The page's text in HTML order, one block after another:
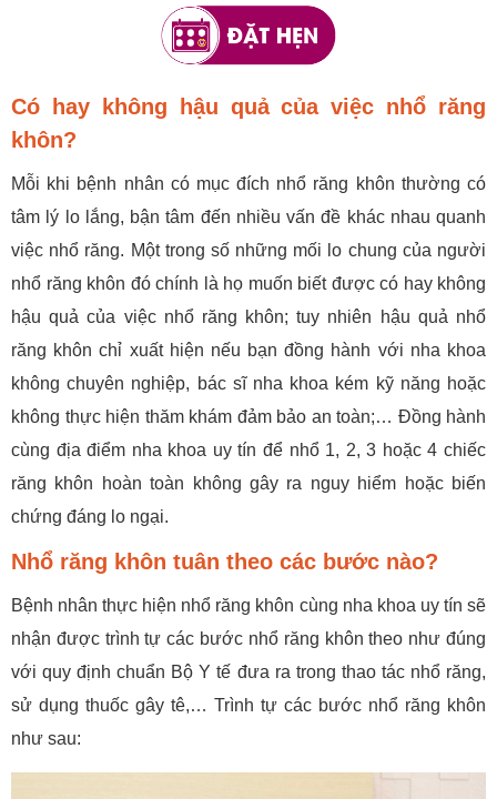
Có hay không hậu quả của việc nhổ răng
khôn?
Mỗi khi bệnh nhân có mục đích nhổ răng khôn thường có
tâm lý lo lắng, bận tâm đến nhiều vấn đề khác nhau quanh
việc nhổ răng. Một trong số những mối lo chung của người
nhổ răng khôn đó chính là họ muốn biết được có hay không
hậu quả của việc nhổ răng khôn; tuy nhiên hậu quả nhổ
răng khôn chỉ xuất hiện nếu bạn đồng hành với nha khoa
không chuyên nghiệp, bác sĩ nha khoa kém kỹ năng hoặc
không thực hiện thăm khám đảm bảo an toàn;… Đồng hành
cùng địa điểm nha khoa uy tín để nhổ 1, 2, 3 hoặc 4 chiếc
răng khôn hoàn toàn không gây ra nguy hiểm hoặc biến
chứng đáng lo ngại.
Nhổ răng khôn tuân theo các bước nào?
Bệnh nhân thực hiện nhổ răng khôn cùng nha khoa uy tín sẽ
nhận được trình tự các bước nhổ răng khôn theo như đúng
với quy định chuẩn Bộ Y tế đưa ra trong thao tác nhổ răng,
sử dụng thuốc gây tê,… Trình tự các bước nhổ răng khôn
như sau: